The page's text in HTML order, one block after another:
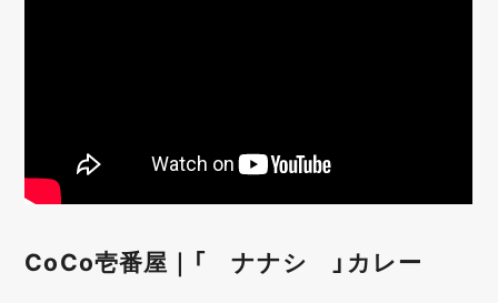
CoCo壱番屋｜「 ナナシ 」カレー